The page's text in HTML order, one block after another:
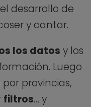
desarrollo de
y cantar.
los datos y los
Luego
por provincias,
filtros… y